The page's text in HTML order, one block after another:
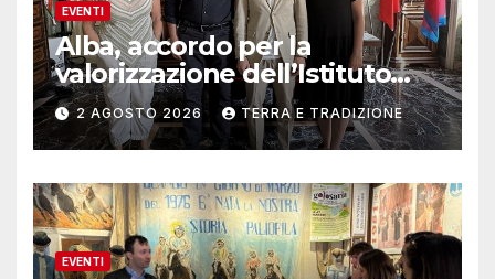
EVENTI
Alba, accordo per la
valorizzazione dell’Istituto
musicale Rocca
2 AGOSTO 2026 TERRA E TRADIZIONE
EVENTI